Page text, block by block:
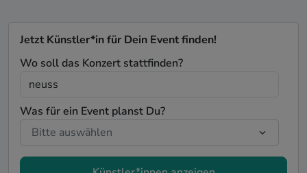
Jetzt Künstler*in für Dein Event finden!
Wo soll das Konzert stattfinden?
Was für ein Event planst Du?